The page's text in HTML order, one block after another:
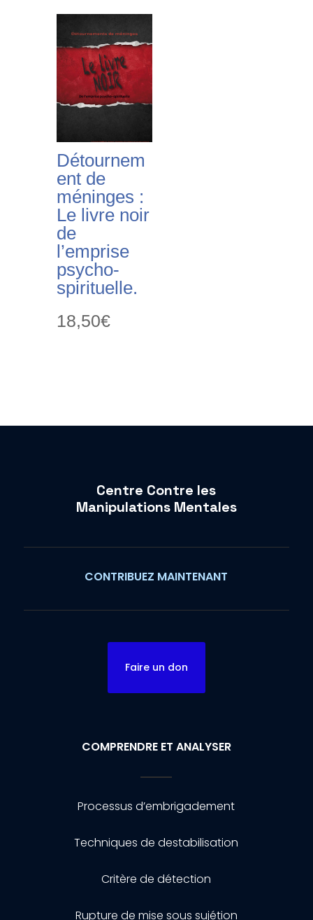
Détournem
ent de
méninges :
Le livre noir
de
l’emprise
psycho-
spirituelle.
18,50€
Centre Contre les
Manipulations Mentales
CONTRIBUEZ MAINTENANT
Faire un don
COMPRENDRE ET ANALYSER
Processus d’embrigadement
Techniques de destabilisation
Critère de détection
Rupture de mise sous sujétion